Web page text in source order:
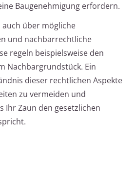
Baugenehmigung erfordern.
über mögliche
und nachbarrechtliche
regeln beispielsweise den
Nachbargrundstück. Ein
dieser rechtlichen Aspekte
zu vermeiden und
Ihr Zaun den gesetzlichen